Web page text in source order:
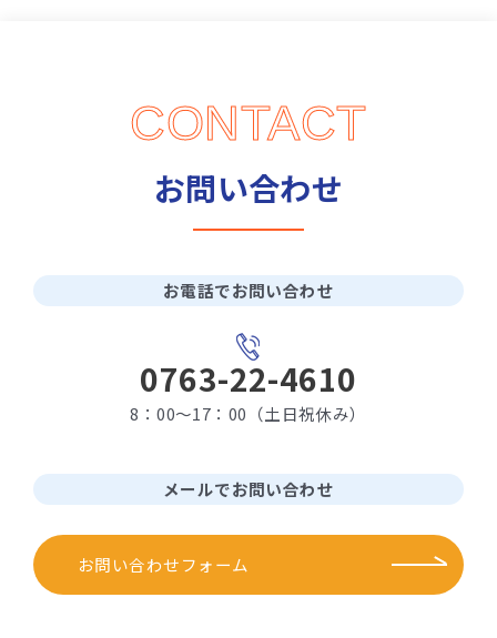
CONTACT
お問い合わせ
お電話でお問い合わせ
0763-22-4610
8：00～17：00（土日祝休み）
メールでお問い合わせ
お問い合わせフォーム